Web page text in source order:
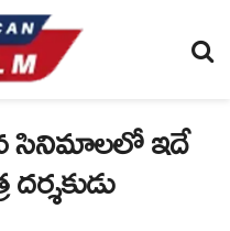
సినిమాలలో ఇదే